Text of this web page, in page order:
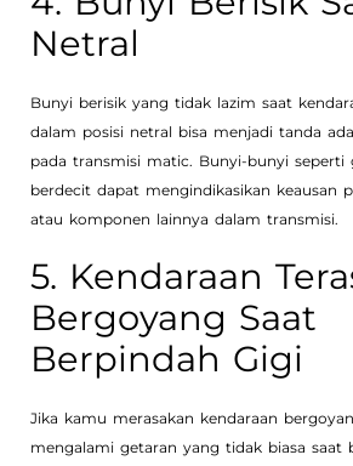
Netral
Bunyi berisik yang tidak lazim saat
dalam posisi netral bisa menjadi tanda
pada transmisi matic. Bunyi-bunyi seperti
berdecit dapat mengindikasikan keausan
atau komponen lainnya dalam transmisi.
5. Kendaraan
Bergoyang Saat
Berpindah Gigi
Jika kamu merasakan kendaraan
mengalami getaran yang tidak biasa saat